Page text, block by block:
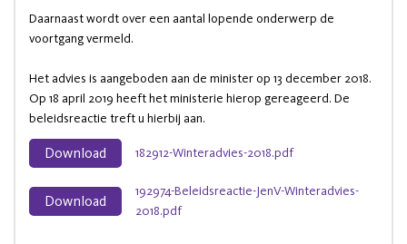
Daarnaast wordt over een aantal lopende onderwerp de
voortgang vermeld.
Het advies is aangeboden aan de minister op 13 december 2018.
Op 18 april 2019 heeft het ministerie hierop gereageerd. De
beleidsreactie treft u hierbij aan.
182912-Winteradvies-2018.pdf
Download
192974-Beleidsreactie-JenV-Winteradvies-
2018.pdf
Download